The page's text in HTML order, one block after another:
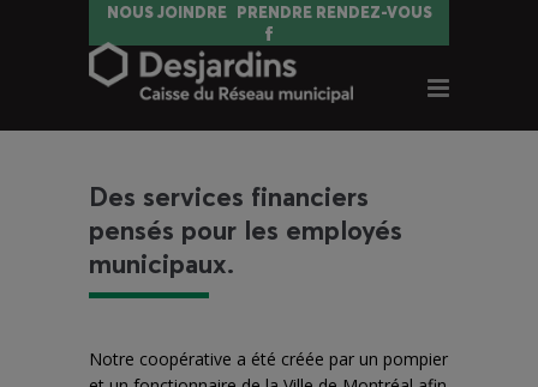
NOUS JOINDRE PRENDRE RENDEZ-VOUS
Des services financiers
pensés pour les employés
municipaux.
Notre coopérative a été créée par un pompier